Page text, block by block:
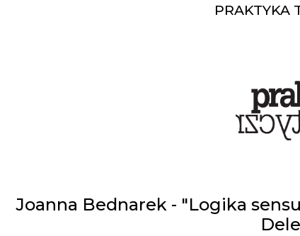
PRAKTYKA
Joanna Bednarek - "Logika